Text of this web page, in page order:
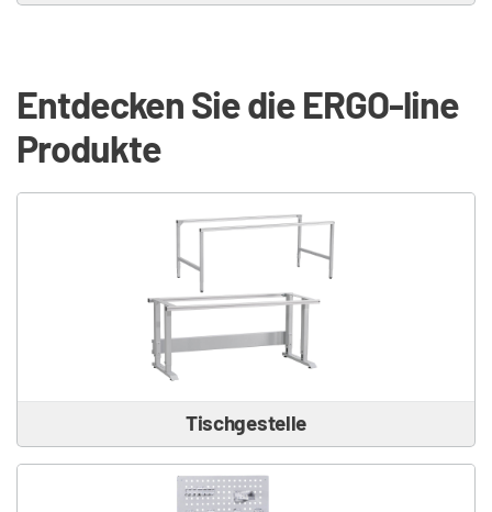
Entdecken Sie die ERGO-line
Produkte
Tischgestelle